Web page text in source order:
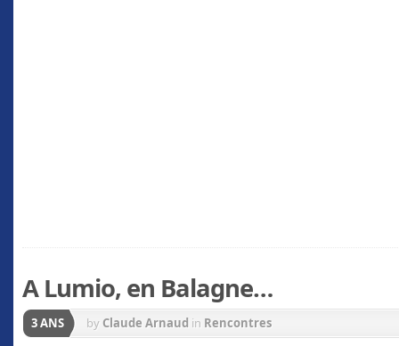
A Lumio, en Balagne…
3 ANS by Claude Arnaud in Rencontres